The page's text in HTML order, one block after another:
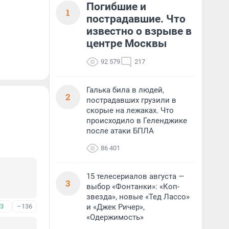
–136
1
Погибшие и
пострадавшие. Что
известно о взрыве в
центре Москвы
92 579 217
2
Галька била в людей,
пострадавших грузили в
скорые на лежаках. Что
происходило в Геленджике
после атаки БПЛА
86 401
3
15 телесериалов августа —
выбор «Фонтанки»: «Коп-
звезда», новые «Тед Лассо»
и «Джек Ричер»,
«Одержимость»